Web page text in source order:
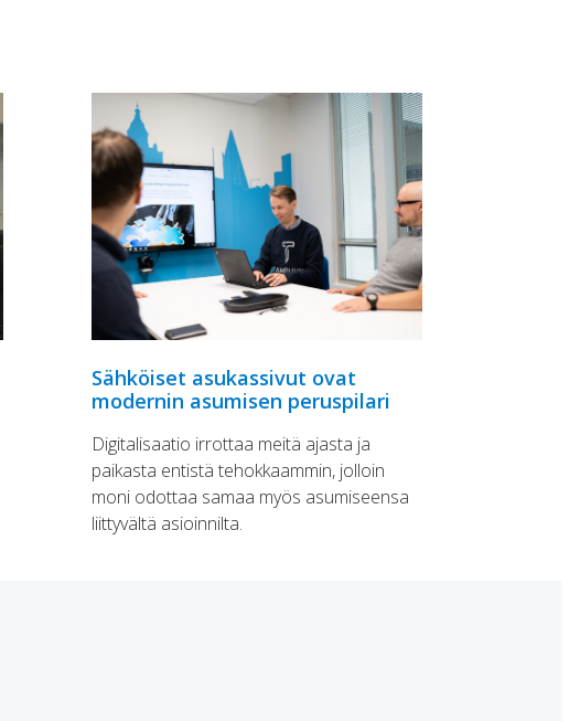
Sähköiset asukassivut ovat
modernin asumisen peruspilari
Digitalisaatio irrottaa meitä ajasta ja
paikasta entistä tehokkaammin, jolloin
moni odottaa samaa myös asumiseensa
liittyvältä asioinnilta.